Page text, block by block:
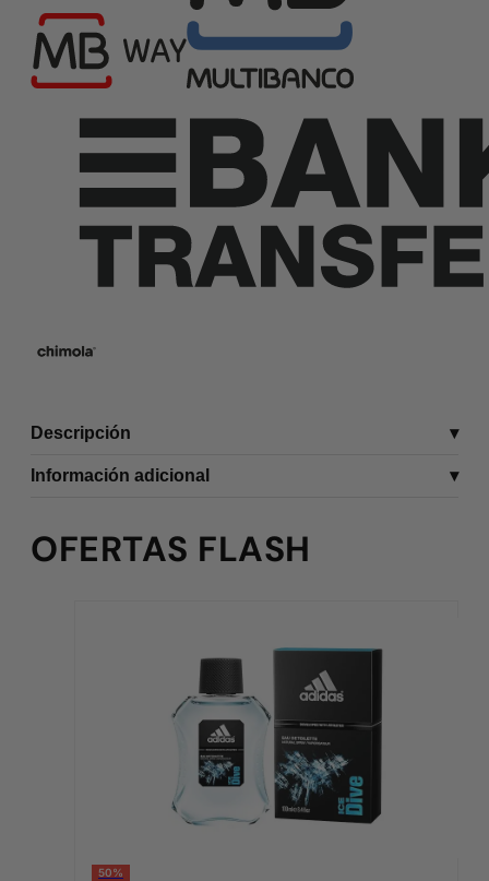
Descripción
Información adicional
OFERTAS FLASH
50%